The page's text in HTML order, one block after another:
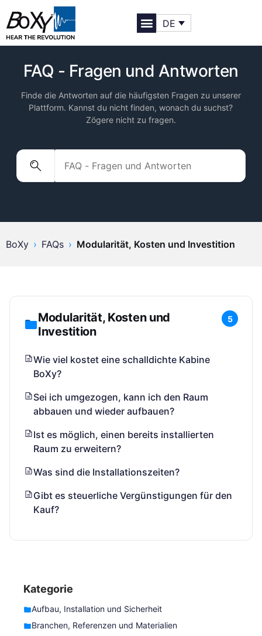
DE
FAQ - Fragen und Antworten
Finde die Antworten auf die häufigsten Fragen zu unserer
Plattform. Kannst du nicht finden, wonach du suchst?
Zögere nicht zu fragen.
BoXy › FAQs › Modularität, Kosten und Investition
Modularität, Kosten und
Investition
5
Wie viel kostet eine schalldichte Kabine
BoXy?
Sei ich umgezogen, kann ich den Raum
abbauen und wieder aufbauen?
Ist es möglich, einen bereits installierten
Raum zu erweitern?
Was sind die Installationszeiten?
Gibt es steuerliche Vergünstigungen für den
Kauf?
Kategorie
Aufbau, Installation und Sicherheit
Branchen, Referenzen und Materialien